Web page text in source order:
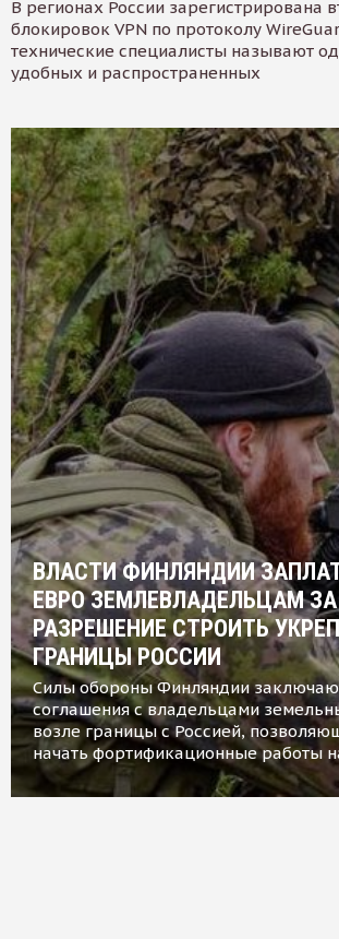
В регионах России зарегистрирована
блокировок VPN по протоколу
технические специалисты называют
удобных и распространенных
ВЛАСТИ ФИНЛЯНДИИ
ЕВРО ЗЕМЛЕВЛАДЕЛЬЦАМ ЗА
РАЗРЕШЕНИЕ СТРОИТЬ
ГРАНИЦЫ РОССИИ
Силы обороны Финляндии
соглашения с владельцами
возле границы с Россией,
начать фортификационные работы